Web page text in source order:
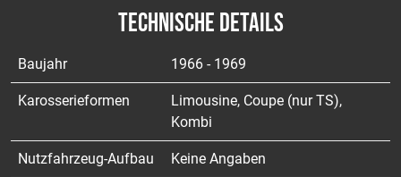
TECHNISCHE DETAILS
Baujahr 1966 - 1969
Karosserieformen
Limousine, Coupe (nur TS),
Kombi
Nutzfahrzeug-Aufbau Keine Angaben